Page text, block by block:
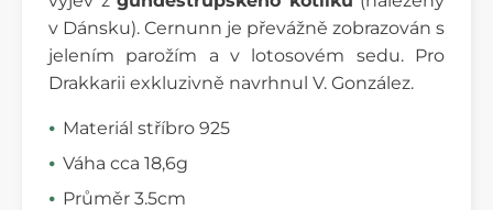
v Dánsku). Cernunn je převážně zobrazován s
jelením parožím a v lotosovém sedu. Pro
Drakkarii exkluzivně navrhnul V. González.
Materiál stříbro 925
Váha cca 18,6g
Průměr 3.5cm